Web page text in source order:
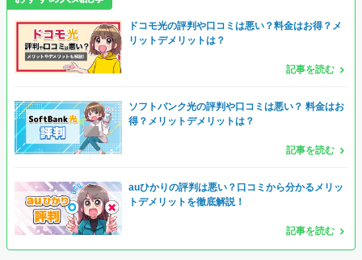
ドコモ光の評判や口コミは悪い？料金はお得？メ
リットデメリットは？
記事を読む
ソフトバンク光の評判や口コミは悪い？ 料金はお
得？メリットデメリットは？
記事を読む
auひかりの評判は悪い？口コミから分かるメリッ
トデメリットを徹底解説！
記事を読む